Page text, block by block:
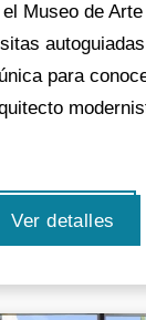
Museo de
para
Ver detalles